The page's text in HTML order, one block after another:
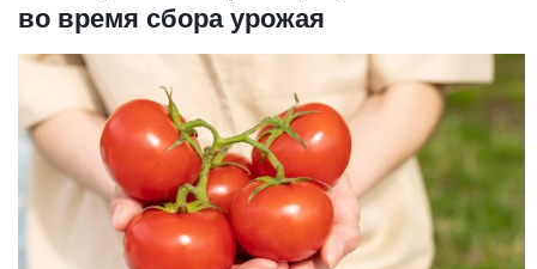
во время сбора урожая